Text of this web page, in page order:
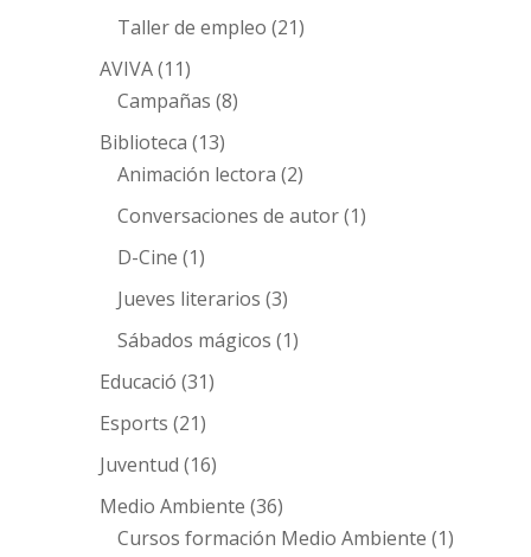
Taller de empleo (21)
AVIVA(11)
Campañas (8)
Biblioteca (13)
Animación lectora (2)
Conversaciones de autor(1)
D-Cine (1)
Jueves literarios (3)
Sábados mágicos (1)
Educació (31)
Esports (21)
Juventud (16)
Medio Ambiente (36)
Cursos formación Medio Ambiente (1)